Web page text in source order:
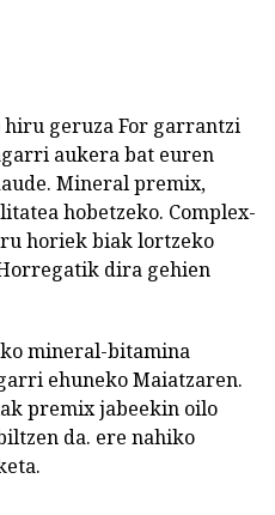
hiru geruza For garrantzi
aukera bat euren
Mineral premix,
hobetzeko. Complex-
horiek biak lortzeko
dira gehien
mineral-bitamina
ehuneko Maiatzaren.
premix jabeekin oilo
da. ere nahiko